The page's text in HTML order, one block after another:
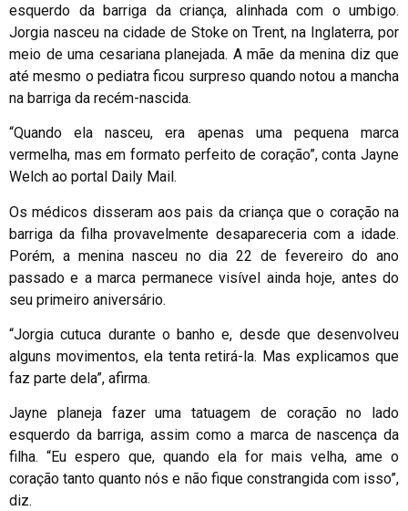
esquerdo da barriga da criança, alinhada com o umbigo.
Jorgia nasceu na cidade de Stoke on Trent, na Inglaterra, por
meio de uma cesariana planejada. A mãe da menina diz que
até mesmo o pediatra ficou surpreso quando notou a mancha
na barriga da recém-nascida.
“Quando ela nasceu, era apenas uma pequena marca
vermelha, mas em formato perfeito de coração”, conta Jayne
Welch ao portal Daily Mail.
Os médicos disseram aos pais da criança que o coração na
barriga da filha provavelmente desapareceria com a idade.
Porém, a menina nasceu no dia 22 de fevereiro do ano
passado e a marca permanece visível ainda hoje, antes do
seu primeiro aniversário.
“Jorgia cutuca durante o banho e, desde que desenvolveu
alguns movimentos, ela tenta retirá-la. Mas explicamos que
faz parte dela”, afirma.
Jayne planeja fazer uma tatuagem de coração no lado
esquerdo da barriga, assim como a marca de nascença da
filha. “Eu espero que, quando ela for mais velha, ame o
coração tanto quanto nós e não fique constrangida com isso”,
diz.